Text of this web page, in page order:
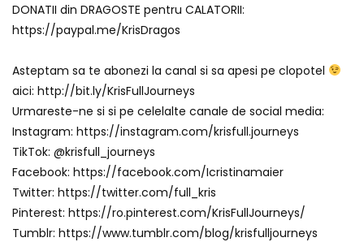
DONATII din DRAGOSTE pentru CALATORII:
https://paypal.me/KrisDragos
Asteptam sa te abonezi la canal si sa apesi pe clopotel
aici: http://bit.ly/KrisFullJourneys
Urmareste-ne si si pe celelalte canale de social media:
Instagram: https://instagram.com/krisfull.journeys
TikTok: @krisfull_journeys
Facebook: https://facebook.com/Icristinamaier
Twitter: https://twitter.com/full_kris
Pinterest: https://ro.pinterest.com/KrisFullJourneys/
Tumblr: https://www.tumblr.com/blog/krisfulljourneys